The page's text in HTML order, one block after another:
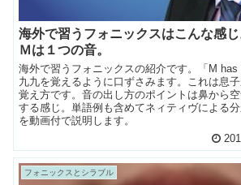
海外で習うフォニックスはこんな感
Ｍは１つの音。
海外で習うフォニックスの紹介です。「M
九九を覚えるように口ずさみます。これは息
覚え方です。音の出し方のポイントは鼻から
する感じ。単語例も含めてネィティヴによる
を動画付で説明します。
フォニックスとシラブル